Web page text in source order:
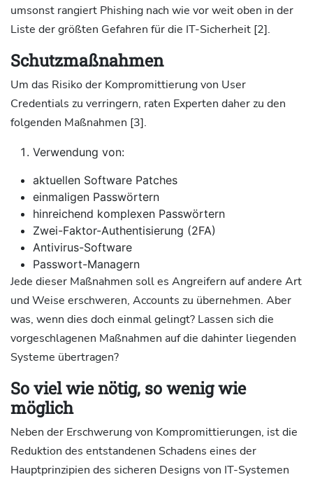
umsonst rangiert Phishing nach wie vor weit oben in der
Liste der größten Gefahren für die IT-Sicherheit [2].
Schutzmaßnahmen
Um das Risiko der Kompromittierung von User
Credentials zu verringern, raten Experten daher zu den
folgenden Maßnahmen [3].
Verwendung von:
aktuellen Software Patches
einmaligen Passwörtern
hinreichend komplexen Passwörtern
Zwei-Faktor-Authentisierung (2FA)
Antivirus-Software
Passwort-Managern
Jede dieser Maßnahmen soll es Angreifern auf andere Art
und Weise erschweren, Accounts zu übernehmen. Aber
was, wenn dies doch einmal gelingt? Lassen sich die
vorgeschlagenen Maßnahmen auf die dahinter liegenden
Systeme übertragen?
So viel wie nötig, so wenig wie
möglich
Neben der Erschwerung von Kompromittierungen, ist die
Reduktion des entstandenen Schadens eines der
Hauptprinzipien des sicheren Designs von IT-Systemen